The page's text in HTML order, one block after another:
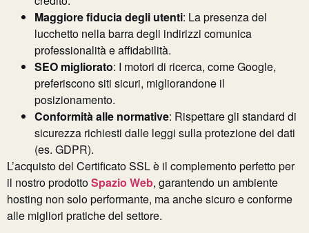
Maggiore fiducia degli utenti: La presenza del
lucchetto nella barra degli indirizzi comunica
professionalità e affidabilità.
SEO migliorato: I motori di ricerca, come Google,
preferiscono siti sicuri, migliorandone il
posizionamento.
Conformità alle normative: Rispettare gli standard di
sicurezza richiesti dalle leggi sulla protezione dei dati
(es. GDPR).
L’acquisto del Certificato SSL è il complemento perfetto per
il nostro prodottoSpazio Web, garantendo un ambiente
hosting non solo performante, ma anche sicuro e conforme
alle migliori pratiche del settore.